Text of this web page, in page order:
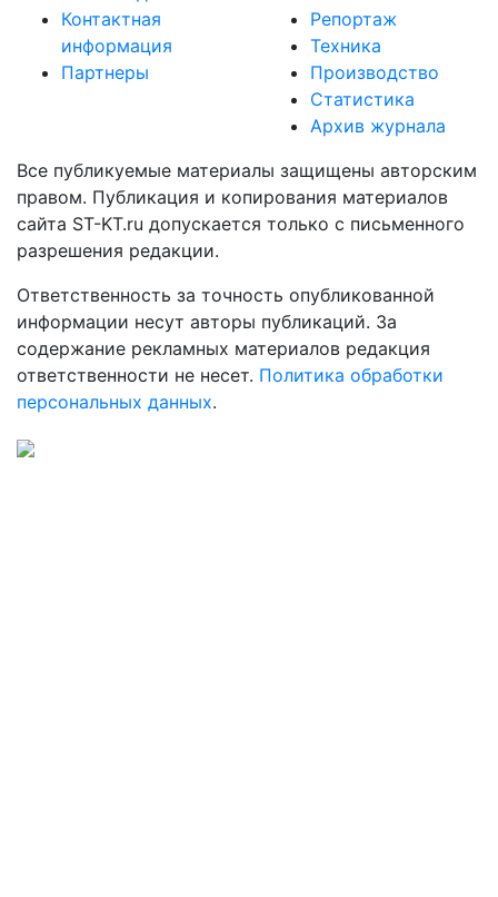
Контактная
информация
Партнеры
Репортаж
Техника
Производство
Статистика
Архив журнала
Все публикуемые материалы защищены авторским
правом. Публикация и копирования материалов
сайта ST-KT.ru допускается только с письменного
разрешения редакции.
Ответственность за точность опубликованной
информации несут авторы публикаций. За
содержание рекламных материалов редакция
ответственности не несет. Политика обработки
персональных данных.